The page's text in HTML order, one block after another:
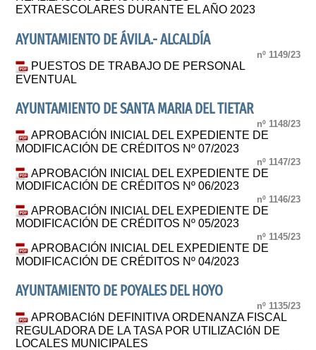
EXTRAESCOLARES DURANTE EL AÑO 2023
AYUNTAMIENTO DE ÁVILA.- ALCALDÍA
nº 1149/23
PUESTOS DE TRABAJO DE PERSONAL
EVENTUAL
AYUNTAMIENTO DE SANTA MARIA DEL TIETAR
nº 1148/23
APROBACIÓN INICIAL DEL EXPEDIENTE DE
MODIFICACIÓN DE CRÉDITOS Nº 07/2023
nº 1147/23
APROBACIÓN INICIAL DEL EXPEDIENTE DE
MODIFICACIÓN DE CRÉDITOS Nº 06/2023
nº 1146/23
APROBACIÓN INICIAL DEL EXPEDIENTE DE
MODIFICACIÓN DE CRÉDITOS Nº 05/2023
nº 1145/23
APROBACIÓN INICIAL DEL EXPEDIENTE DE
MODIFICACIÓN DE CRÉDITOS Nº 04/2023
AYUNTAMIENTO DE POYALES DEL HOYO
nº 1135/23
APROBACIóN DEFINITIVA ORDENANZA FISCAL
REGULADORA DE LA TASA POR UTILIZACIóN DE
LOCALES MUNICIPALES